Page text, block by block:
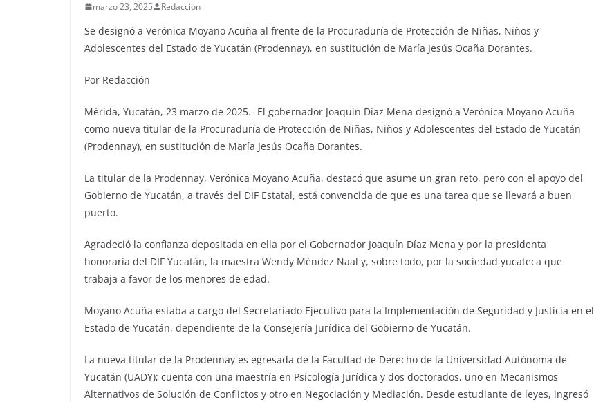
marzo 23, 2025 Redaccion
Se designó a Verónica Moyano Acuña al frente de la Procuraduría de Protección de Niñas, Niños y
Adolescentes del Estado de Yucatán (Prodennay), en sustitución de María Jesús Ocaña Dorantes.
Por Redacción
Mérida, Yucatán, 23 marzo de 2025.- El gobernador Joaquín Díaz Mena designó a Verónica Moyano Acuña
como nueva titular de la Procuraduría de Protección de Niñas, Niños y Adolescentes del Estado de Yucatán
(Prodennay), en sustitución de María Jesús Ocaña Dorantes.
La titular de la Prodennay, Verónica Moyano Acuña, destacó que asume un gran reto, pero con el apoyo del
Gobierno de Yucatán, a través del DIF Estatal, está convencida de que es una tarea que se llevará a buen
puerto.
Agradeció la confianza depositada en ella por el Gobernador Joaquín Díaz Mena y por la presidenta
honoraria del DIF Yucatán, la maestra Wendy Méndez Naal y, sobre todo, por la sociedad yucateca que
trabaja a favor de los menores de edad.
Moyano Acuña estaba a cargo del Secretariado Ejecutivo para la Implementación de Seguridad y Justicia en el
Estado de Yucatán, dependiente de la Consejería Jurídica del Gobierno de Yucatán.
La nueva titular de la Prodennay es egresada de la Facultad de Derecho de la Universidad Autónoma de
Yucatán (UADY); cuenta con una maestría en Psicología Jurídica y dos doctorados, uno en Mecanismos
Alternativos de Solución de Conflictos y otro en Negociación y Mediación. Desde estudiante de leyes, ingresó